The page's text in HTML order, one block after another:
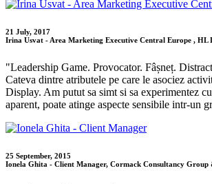
21 July, 2017
Irina Usvat - Area Marketing Executive Central Europe , HL
"Leadership Game. Provocator. Fâșneț.
Cateva dintre atributele pe care le asociez
Display. Am putut sa simt si sa experimentez
aparent, poate atinge aspecte sensibile intr-un
25 September, 2015
Ionela Ghita - Client Manager, Cormack Consultancy Group